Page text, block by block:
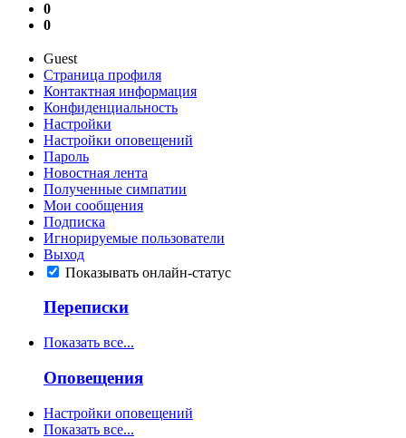
0
0
Guest
Страница профиля
Контактная информация
Конфиденциальность
Настройки
Настройки оповещений
Пароль
Новостная лента
Полученные симпатии
Мои сообщения
Подписка
Игнорируемые пользователи
Выход
Показывать онлайн-статус
Переписки
Показать все...
Оповещения
Настройки оповещений
Показать все...